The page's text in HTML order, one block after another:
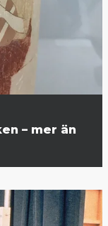
– mer än